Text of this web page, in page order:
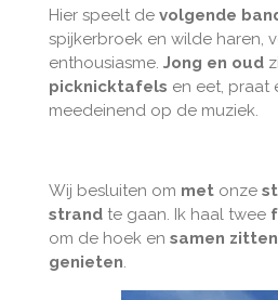
Hier speelt de volgende
spijkerbroek en wilde haren,
enthousiasme. Jong en oud
picknicktafels en eet, praat
meedeinend op de muziek.
Wij besluiten om metonze
strandte gaan. Ik haal twee
om de hoek en samen zitten
genieten.